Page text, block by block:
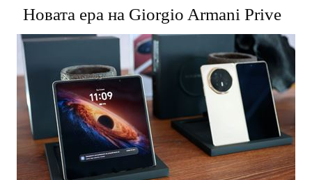
Новата ера на Giorgio Armani Prive